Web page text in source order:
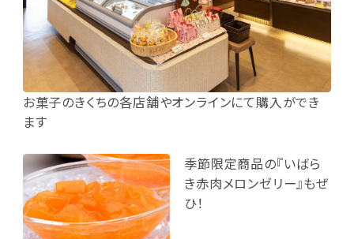
お菓子のきくちの各店舗やオンラインにて購入ができ
ます
季節限定商品の『いばら
き赤肉メロンゼリー』もぜ
ひ！